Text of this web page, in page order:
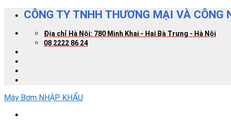
Skip
content
CÔNG TY TNHH THƯƠNG MẠI VÀ CÔNG
Địa chỉ Hà Nội: 780 Minh Khai - Hai Bà Trưng - Hà Nội
08 2222 86 24
Máy Bơm NHẬP KHẨU